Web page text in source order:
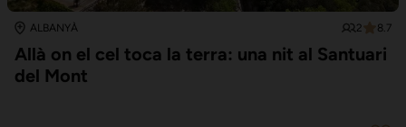
ALBANYÀ 2 8.7
Allà on el cel toca la terra: una nit al Santuari
del Mont